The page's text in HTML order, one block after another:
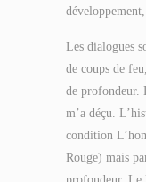
Les dialogues
de coups de
de profondeur.
m’a déçu.
condition
Rouge) mais